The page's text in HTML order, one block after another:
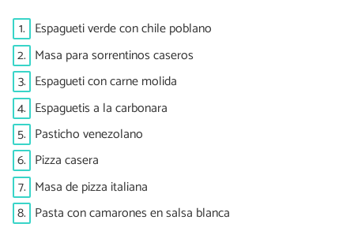
1. Espagueti verde con chile poblano
2. Masa para sorrentinos caseros
3. Espagueti con carne molida
4. Espaguetis a la carbonara
5. Pasticho venezolano
6. Pizza casera
7. Masa de pizza italiana
8. Pasta con camarones en salsa blanca